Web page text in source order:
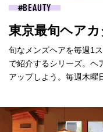
BEAUTY
東京最旬ヘア
旬なメンズヘアを毎週1
で紹介するシリーズ。ヘ
アップしよう。毎週木曜